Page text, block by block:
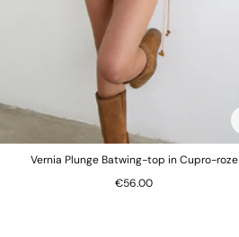
Vernia Plunge Batwing-top in Cupro-roze
€56.00